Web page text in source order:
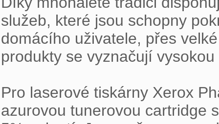
služeb, které jsou schopny
domácího uživatele, přes
produkty se vyznačují
Pro laserové tiskárny Xerox
azurovou tunerovou cartridge